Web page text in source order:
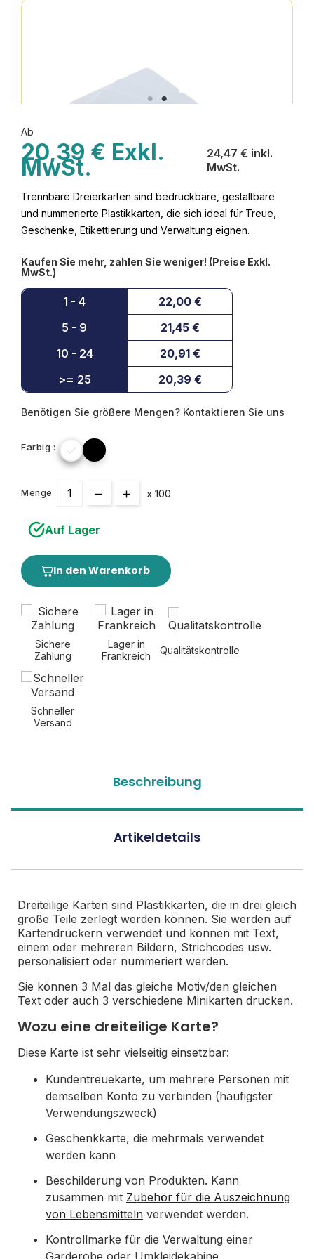
Ab
20,39 € Exkl.
MwSt.
24,47 € inkl.
MwSt.
Trennbare Dreierkarten sind bedruckbare, gestaltbare
und nummerierte Plastikkarten, die sich ideal für Treue,
Geschenke, Etikettierung und Verwaltung eignen.
Kaufen Sie mehr, zahlen Sie weniger! (Preise Exkl.
MwSt.)
1 - 4
22,00 €
5 - 9
21,45 €
10 - 24
20,91 €
>= 25
20,39 €
Benötigen Sie größere Mengen? Kontaktieren Sie uns
Farbig :
Menge x 100
Auf Lager
In den Warenkorb
Sichere
Zahlung
Lager in
Frankreich
Qualitätskontrolle
Schneller
Versand
Beschreibung
Artikeldetails
Dreiteilige Karten sind Plastikkarten, die in drei gleich
große Teile zerlegt werden können. Sie werden auf
Kartendruckern verwendet und können mit Text,
einem oder mehreren Bildern, Strichcodes usw.
personalisiert oder nummeriert werden.
Sie können 3 Mal das gleiche Motiv/den gleichen
Text oder auch 3 verschiedene Minikarten drucken.
Wozu eine dreiteilige Karte?
Diese Karte ist sehr vielseitig einsetzbar:
Kundentreuekarte, um mehrere Personen mit
demselben Konto zu verbinden (häufigster
Verwendungszweck)
Geschenkkarte, die mehrmals verwendet
werden kann
Beschilderung von Produkten. Kann
zusammen mit Zubehör für die Auszeichnung
von Lebensmitteln verwendet werden.
Kontrollmarke für die Verwaltung einer
Garderobe oder Umkleidekabine